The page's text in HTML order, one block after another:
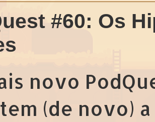
#60: Os
novo
(de novo)